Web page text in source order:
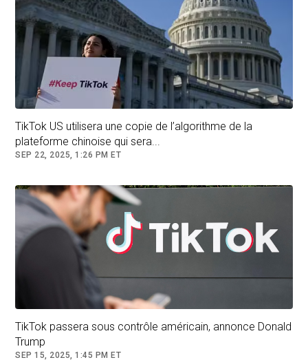
TikTok US utilisera une copie de l’algorithme de la
plateforme chinoise qui sera...
SEP 22, 2025, 1:26 PM ET
TikTok passera sous contrôle américain, annonce Donald
Trump
SEP 15, 2025, 1:45 PM ET